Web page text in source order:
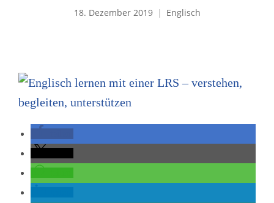
18. Dezember 2019 Englisch